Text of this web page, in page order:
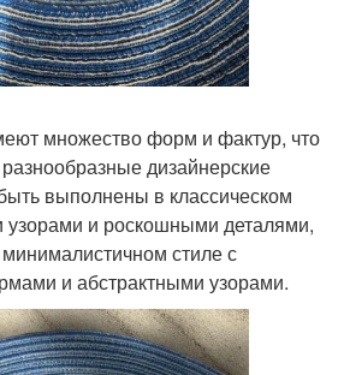
множество форм и фактур, что
дизайнерские
выполнены в классическом
узорами и роскошными деталями,
стиле с
и абстрактными узорами.